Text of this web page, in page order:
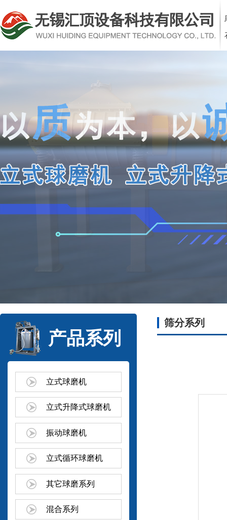
产品系列
立式球磨机
立式升降式球磨机
振动球磨机
立式循环球磨机
其它球磨系列
混合系列
筛分系列